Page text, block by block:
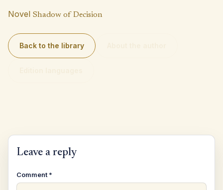
Novel Shadow of Decision
Back to the library
Leave a reply
Comment *